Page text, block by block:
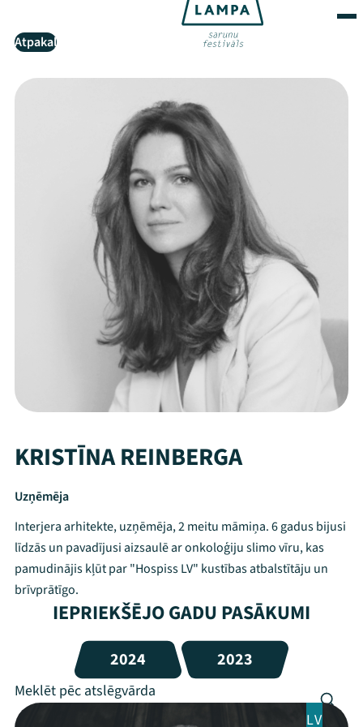
Atpakaļ
KRISTĪNA REINBERGA
Uzņēmēja
Interjera arhitekte, uzņēmēja, 2 meitu māmiņa. 6 gadus bijusi
līdzās un pavadījusi aizsaulē ar onkoloģiju slimo vīru, kas
pamudinājis kļūt par "Hospiss LV" kustības atbalstītāju un
brīvprātīgo.
IEPRIEKŠĒJO GADU PASĀKUMI
2024 2023
LV